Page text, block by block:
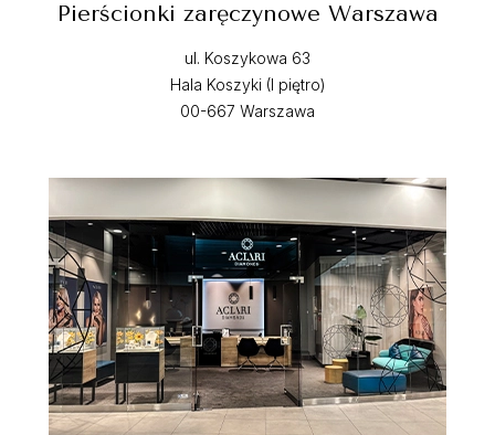
Pierścionki zaręczynowe Warszawa
ul. Koszykowa 63
Hala Koszyki (I piętro)
00-667 Warszawa